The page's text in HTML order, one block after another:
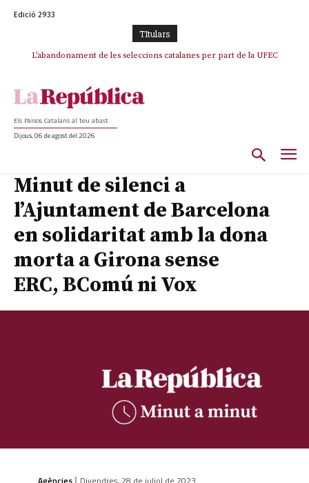
Edició 2933
TItulars
L’abandonament de les seleccions catalanes per part de la UFEC
Els Països Catalans al teu abast
Dijous, 06 de agost del 2026
Minut de silenci a
l’Ajuntament de Barcelona
en solidaritat amb la dona
morta a Girona sense
ERC, BComú ni Vox
Agències | Divendres, 28 de juliol de 2023